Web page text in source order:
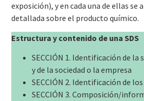
exposición), y en cada una de ellas
detallada sobre el producto químico.
Estructura y contenido de una SDS
SECCIÓN 1. Identificación de la
y de la sociedad o la empresa
SECCIÓN 2. Identificación de
SECCIÓN 3. Composición/